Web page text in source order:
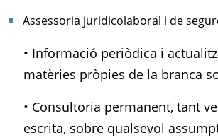
Assessoria juridicolaboral i de
• Informació periòdica i
matèries pròpies de la branca
• Consultoria permanent, tant
escrita, sobre qualsevol